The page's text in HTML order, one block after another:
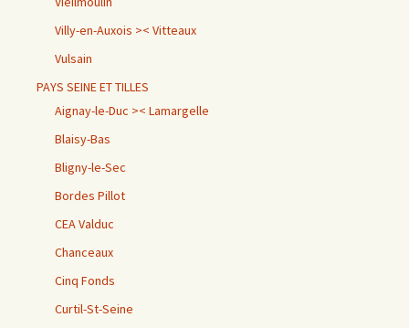
Villy-en-Auxois >< Vitteaux
Vulsain
PAYS SEINE ET TILLES
Aignay-le-Duc >< Lamargelle
Blaisy-Bas
Bligny-le-Sec
Bordes Pillot
CEA Valduc
Chanceaux
Cinq Fonds
Curtil-St-Seine